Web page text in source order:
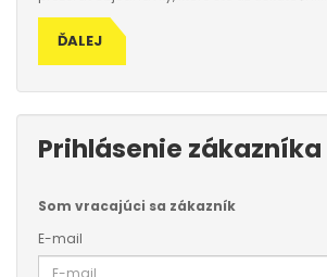
ĎALEJ
Prihlásenie zákazníka
Som vracajúci sa zákazník
E-mail